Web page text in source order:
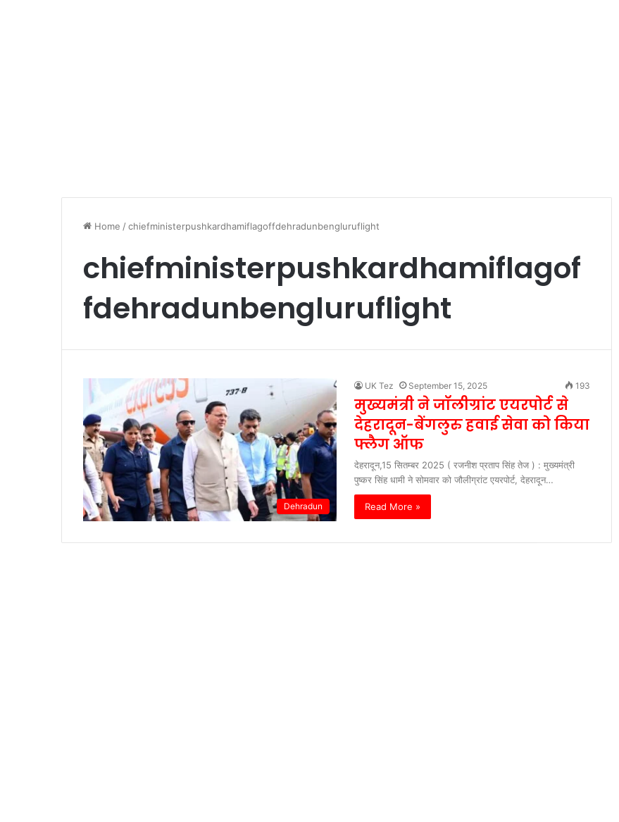
Home /chiefministerpushkardhamiflagoffdehradunbengluruflight
chiefministerpushkardhamiflagof
fdehradunbengluruflight
Dehradun
UK Tez September 15, 2025 193
मुख्यमंत्री ने जॉलीग्रांट एयरपोर्ट से
देहरादून-बेंगलुरु हवाई सेवा को किया
फ्लैग ऑफ
देहरादून,15 सितम्बर 2025 ( रजनीश प्रताप सिंह तेज ) : मुख्यमंत्री
पुष्कर सिंह धामी ने सोमवार को जौलीग्रांट एयरपोर्ट, देहरादून…
Read More »